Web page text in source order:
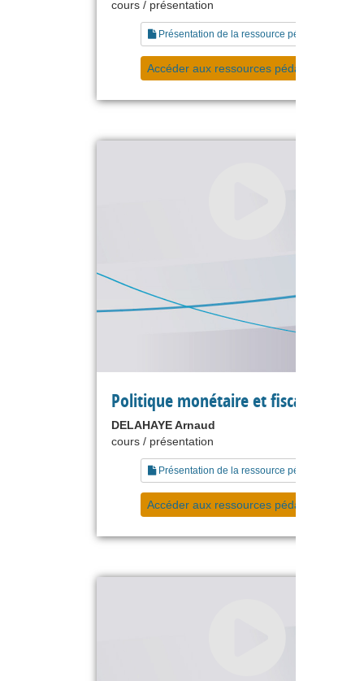
cours / présentation
Présentation de la ressource pédagogique
Accéder aux ressources pédagogiques
Politique monétaire et fiscale
DELAHAYE Arnaud
cours / présentation
Présentation de la ressource pédagogique
Accéder aux ressources pédagogiques